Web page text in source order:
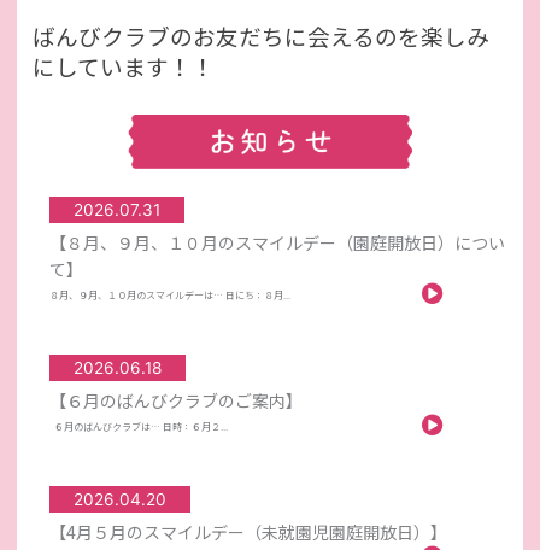
ばんびクラブのお友だちに会えるのを楽しみ
にしています！！
2026.07.31
【８月、９月、１０月のスマイルデー（園庭開放日）につい
て】
８月、９月、１０月のスマイルデーは… 日にち：８月...
2026.06.18
【６月のばんびクラブのご案内】
６月のばんびクラブは… 日時：６月２...
2026.04.20
【4月５月のスマイルデー（未就園児園庭開放日）】